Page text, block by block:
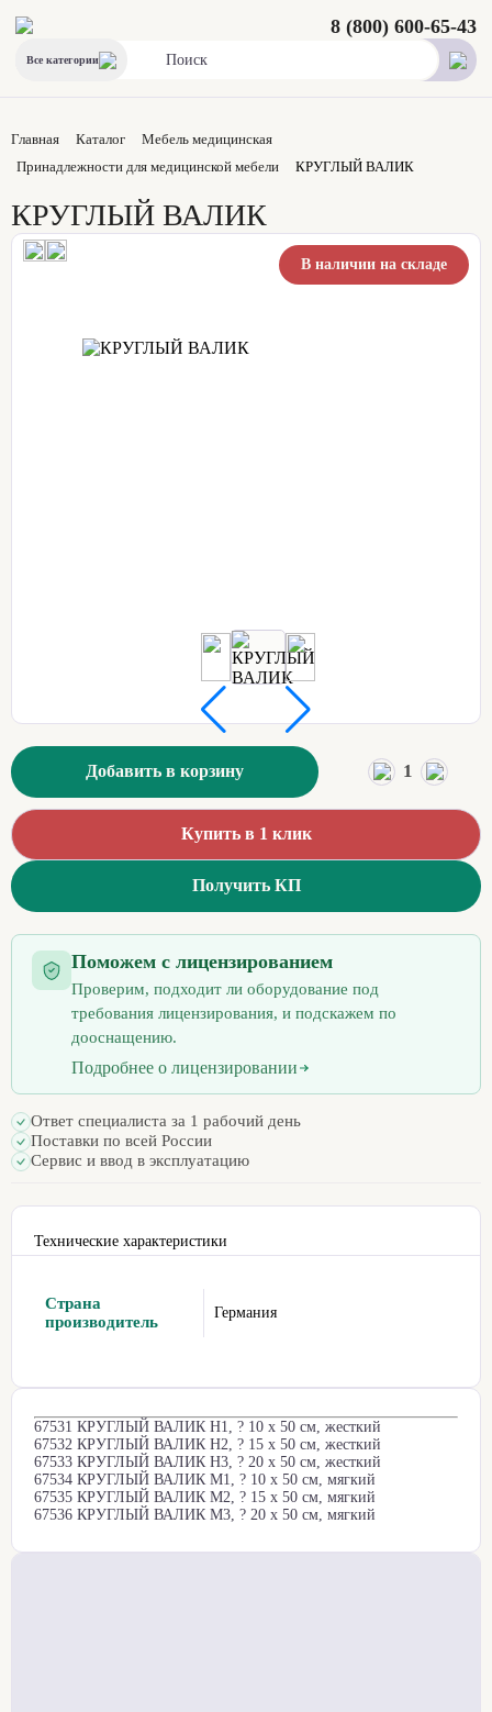
Все категории
8 (800) 600-65-43
Главная Каталог
Мебель медицинская
Принадлежности для медицинской мебели
КРУГЛЫЙ ВАЛИК
КРУГЛЫЙ ВАЛИК
В наличии на складе
Добавить в корзину 1
Купить в 1 клик
Получить КП
Поможем с лицензированием
Проверим, подходит ли оборудование под
требования лицензирования, и подскажем по
дооснащению.
Подробнее о лицензировании
Ответ специалиста за 1 рабочий день
Поставки по всей России
Сервис и ввод в эксплуатацию
Технические характеристики
Страна
производитель
Германия
67531 КРУГЛЫЙ ВАЛИК H1, ? 10 x 50 см, жесткий
67532 КРУГЛЫЙ ВАЛИК H2, ? 15 x 50 см, жесткий
67533 КРУГЛЫЙ ВАЛИК H3, ? 20 x 50 см, жесткий
67534 КРУГЛЫЙ ВАЛИК M1, ? 10 x 50 см, мягкий
67535 КРУГЛЫЙ ВАЛИК M2, ? 15 x 50 см, мягкий
67536 КРУГЛЫЙ ВАЛИК M3, ? 20 x 50 см, мягкий